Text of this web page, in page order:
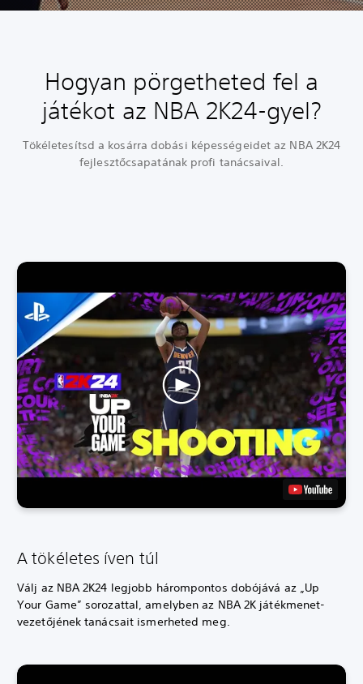
Hogyan pörgetheted fel a
játékot az NBA 2K24-gyel?
Tökéletesítsd a kosárra dobási képességeidet az NBA 2K24
fejlesztőcsapatának profi tanácsaival.
A tökéletes íven túl
Válj az NBA 2K24 legjobb hárompontos dobójává az „Up
Your Game” sorozattal, amelyben az NBA 2K játékmenet-
vezetőjének tanácsait ismerheted meg.